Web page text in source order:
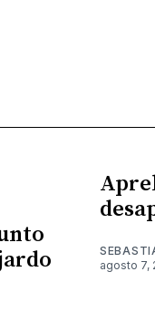
agosto 7,